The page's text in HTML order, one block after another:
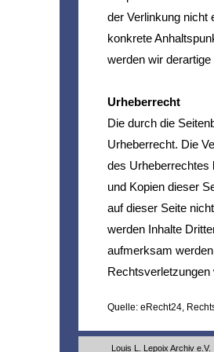
der Verlinkung nicht
konkrete
werden wir
Urheberrecht
Die durch die
Urheberrecht. Die
des Urheberrechtes
und Kopien dieser
auf dieser Seite
werden Inhalte
aufmerksam
Rechtsverletzungen
Quelle: eRecht24,
Louis L. Lepoix Archiv e.V.